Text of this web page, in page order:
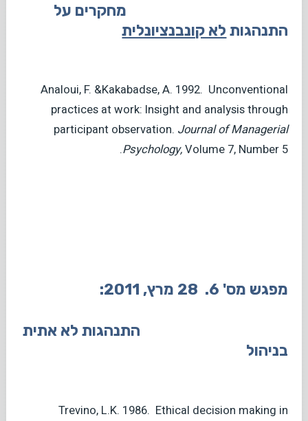
מחקרים על
התנהגות לא קונבנציונלית
Analoui, F. &Kakabadse, A. 1992. Unconventional
practices at work: Insight and analysis through
participant observation. Journal of Managerial
Psychology,Volume 7, Number 5.
מפגש מס' 6. 28 מרץ, 2011:
התנהגות לא אתית
בניהול
Trevino, L.K. 1986. Ethical decision making in